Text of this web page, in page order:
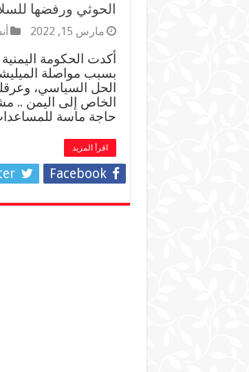
الحوثي ورفضها
مارس 15, 2022
أكدت الحكومة اليمنية
بسبب مواصلة
الحل السياسي،
حاجة ماسة
اقرأ المزيد
Facebook